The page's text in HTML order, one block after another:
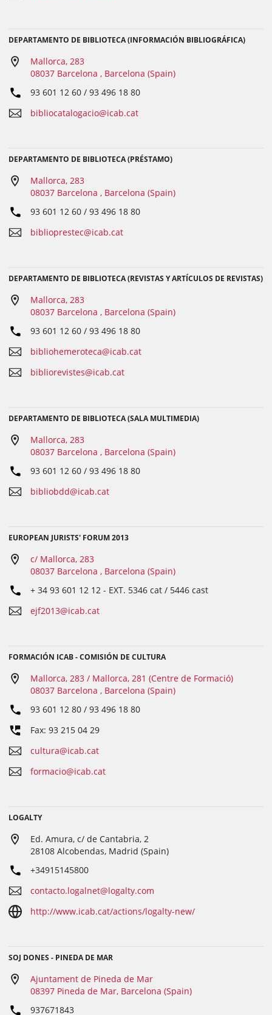
DEPARTAMENTO DE BIBLIOTECA (INFORMACIÓN BIBLIOGRÁFICA)
Mallorca, 283
08037 Barcelona , Barcelona (Spain)
93 601 12 60 / 93 496 18 80
bibliocatalogacio@icab.cat
DEPARTAMENTO DE BIBLIOTECA (PRÉSTAMO)
Mallorca, 283
08037 Barcelona , Barcelona (Spain)
93 601 12 60 / 93 496 18 80
biblioprestec@icab.cat
DEPARTAMENTO DE BIBLIOTECA (REVISTAS Y ARTÍCULOS DE REVISTAS)
Mallorca, 283
08037 Barcelona , Barcelona (Spain)
93 601 12 60 / 93 496 18 80
bibliohemeroteca@icab.cat
bibliorevistes@icab.cat
DEPARTAMENTO DE BIBLIOTECA (SALA MULTIMEDIA)
Mallorca, 283
08037 Barcelona , Barcelona (Spain)
93 601 12 60 / 93 496 18 80
bibliobdd@icab.cat
EUROPEAN JURISTS' FORUM 2013
c/ Mallorca, 283
08037 Barcelona , Barcelona (Spain)
+ 34 93 601 12 12 - EXT. 5346 cat / 5446 cast
ejf2013@icab.cat
FORMACIÓN ICAB - COMISIÓN DE CULTURA
Mallorca, 283 / Mallorca, 281 (Centre de Formació)
08037 Barcelona , Barcelona (Spain)
93 601 12 80 / 93 496 18 80
Fax: 93 215 04 29
cultura@icab.cat
formacio@icab.cat
LOGALTY
Ed. Amura, c/ de Cantabria, 2
28108 Alcobendas, Madrid (Spain)
+34915145800
contacto.logalnet@logalty.com
http://www.icab.cat/actions/logalty-new/
SOJ DONES - PINEDA DE MAR
Ajuntament de Pineda de Mar
08397 Pineda de Mar, Barcelona (Spain)
937671843